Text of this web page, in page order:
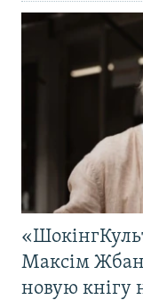
Максім
новую кнігу